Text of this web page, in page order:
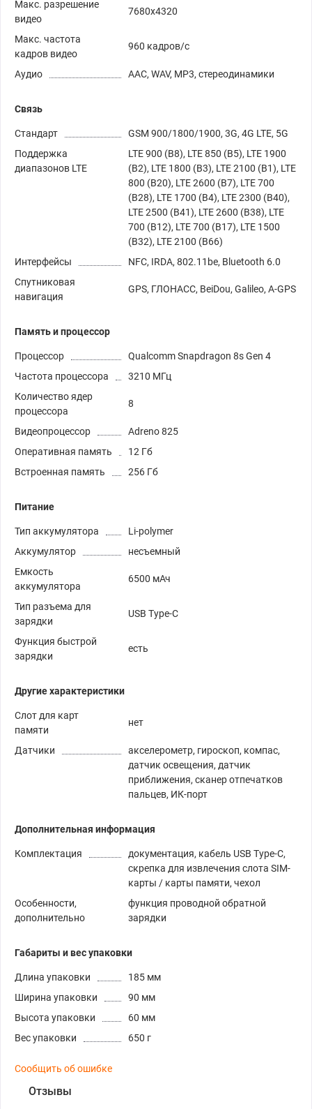
Макс. разрешение
видео
7680x4320
Макс. частота
кадров видео
960 кадров/с
Аудио AAC, WAV, MP3, стереодинамики
Связь
Стандарт
GSM 900/1800/1900, 3G, 4G LTE, 5G
Поддержка
диапазонов LTE
LTE 900 (B8), LTE 850 (B5), LTE 1900
(B2), LTE 1800 (B3), LTE 2100 (B1), LTE
800 (B20), LTE 2600 (B7), LTE 700
(B28), LTE 1700 (B4), LTE 2300 (B40),
LTE 2500 (B41), LTE 2600 (B38), LTE
700 (B12), LTE 700 (B17), LTE 1500
(B32), LTE 2100 (B66)
Интерфейсы
NFC, IRDA, 802.11be, Bluetooth 6.0
Спутниковая
навигация
GPS, ГЛОНАСС, BeiDou, Galileo, A-GPS
Память и процессор
Процессор
Qualcomm Snapdragon 8s Gen 4
Частота процессора
3210 МГц
Количество ядер
процессора
8
Видеопроцессор
Adreno 825
Оперативная память
12 Гб
Встроенная память
256 Гб
Питание
Тип аккумулятора
Li-polymer
Аккумулятор
несъемный
Емкость
аккумулятора
6500 мАч
Тип разъема для
зарядки
USB Type-C
Функция быстрой
зарядки
есть
Другие характеристики
Слот для карт
памяти
нет
Датчики
акселерометр, гироскоп, компас,
датчик освещения, датчик
приближения, сканер отпечатков
пальцев, ИК-порт
Дополнительная информация
Комплектация
документация, кабель USB Type-C,
скрепка для извлечения слота SIM-
карты / карты памяти, чехол
Особенности,
дополнительно
функция проводной обратной
зарядки
Габариты и вес упаковки
Длина упаковки
185 мм
Ширина упаковки
90 мм
Высота упаковки
60 мм
Вес упаковки
650 г
Сообщить об ошибке
Отзывы